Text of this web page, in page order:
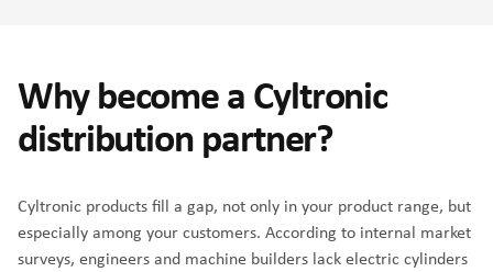
Why become a Cyltronic
distribution partner?
Cyltronic products fill a gap, not only in your product range, but
especially among your customers. According to internal market
surveys, engineers and machine builders lack electric cylinders